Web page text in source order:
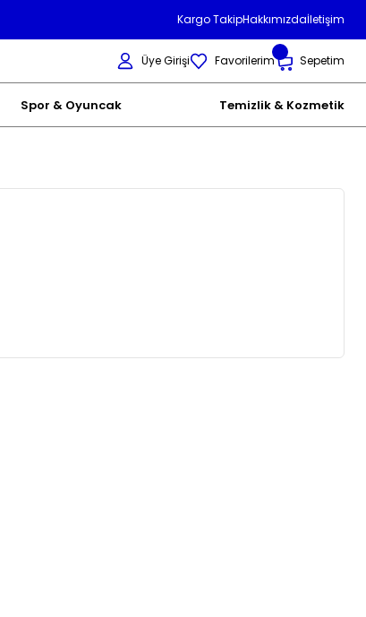
Kargo TakipHakkımızdaİletişim
Üye Girişi Favorilerim Sepetim
Spor & Oyuncak Temizlik & Kozmetik